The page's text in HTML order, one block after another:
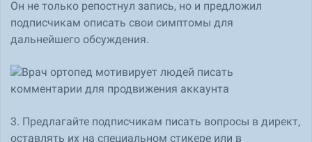
Он не только репостнул запись, но и предложил
подписчикам описать свои симптомы для
дальнейшего обсуждения.
3. Предлагайте подписчикам писать вопросы в директ,
оставлять их на специальном стикере или в